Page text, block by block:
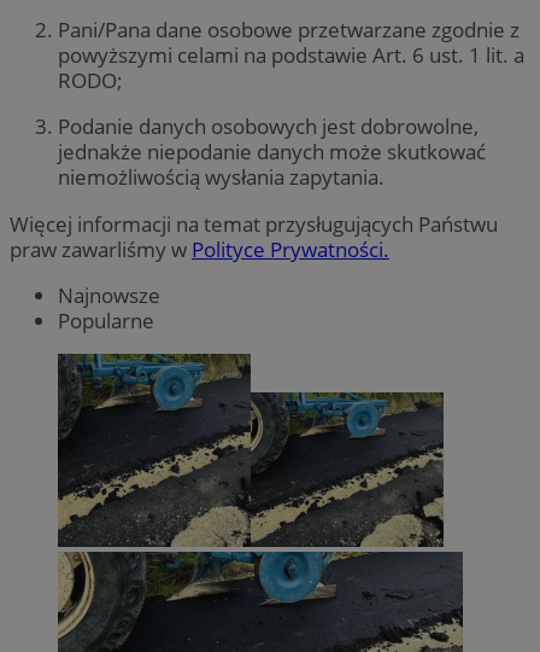
Pani/Pana dane osobowe przetwarzane zgodnie z
powyższymi celami na podstawie Art. 6 ust. 1 lit. a
RODO;
Podanie danych osobowych jest dobrowolne,
jednakże niepodanie danych może skutkować
niemożliwością wysłania zapytania.
Więcej informacji na temat przysługujących Państwu
praw zawarliśmy w Polityce Prywatności.
Najnowsze
Popularne